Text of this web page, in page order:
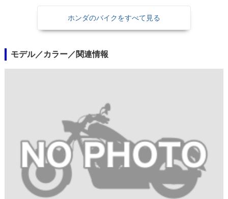
ホンダのバイクをすべて見る
モデル／カラー／関連情報